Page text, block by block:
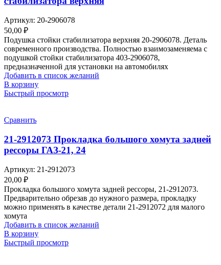
Артикул: 20-2906078
50,00 ₽
Подушка стойки стабилизатора верхняя 20-2906078. Деталь
современного производства. Полностью взаимозаменяема с
подушкой стойки стабилизатора 403-2906078,
предназначенной для установки на автомобилях
Добавить в список желаний
В корзину
Быстрый просмотр
Сравнить
21-2912073 Прокладка большого хомута задней
рессоры ГАЗ-21, 24
Артикул: 21-2912073
20,00 ₽
Прокладка большого хомута задней рессоры, 21-2912073.
Предварительно обрезав до нужного размера, прокладку
можно применять в качестве детали 21-2912072 для малого
хомута
Добавить в список желаний
В корзину
Быстрый просмотр